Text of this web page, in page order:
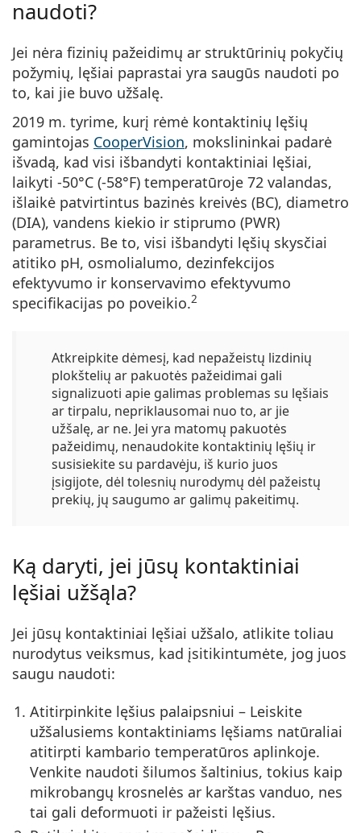
naudoti?
Jei nėra fizinių pažeidimų ar struktūrinių pokyčių
požymių, lęšiai paprastai yra saugūs naudoti po
to, kai jie buvo užšalę.
2019 m. tyrime, kurį rėmė kontaktinių lęšių
gamintojas CooperVision, mokslininkai padarė
išvadą, kad visi išbandyti kontaktiniai lęšiai,
laikyti -50°C (-58°F) temperatūroje 72 valandas,
išlaikė patvirtintus bazinės kreivės (BC), diametro
(DIA), vandens kiekio ir stiprumo (PWR)
parametrus. Be to, visi išbandyti lęšių skysčiai
atitiko pH, osmolialumo, dezinfekcijos
efektyvumo ir konservavimo efektyvumo
specifikacijas po poveikio.2
Atkreipkite dėmesį, kad nepažeistų lizdinių
plokštelių ar pakuotės pažeidimai gali
signalizuoti apie galimas problemas su lęšiais
ar tirpalu, nepriklausomai nuo to, ar jie
užšalę, ar ne. Jei yra matomų pakuotės
pažeidimų, nenaudokite kontaktinių lęšių ir
susisiekite su pardavėju, iš kurio juos
įsigijote, dėl tolesnių nurodymų dėl pažeistų
prekių, jų saugumo ar galimų pakeitimų.
Ką daryti, jei jūsų kontaktiniai
lęšiai užšąla?
Jei jūsų kontaktiniai lęšiai užšalo, atlikite toliau
nurodytus veiksmus, kad įsitikintumėte, jog juos
saugu naudoti:
Atitirpinkite lęšius palaipsniui – Leiskite
užšalusiems kontaktiniams lęšiams natūraliai
atitirpti kambario temperatūros aplinkoje.
Venkite naudoti šilumos šaltinius, tokius kaip
mikrobangų krosnelės ar karštas vanduo, nes
tai gali deformuoti ir pažeisti lęšius.